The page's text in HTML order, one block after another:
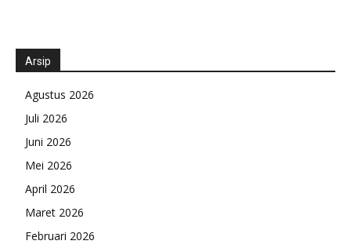
Arsip
Agustus 2026
Juli 2026
Juni 2026
Mei 2026
April 2026
Maret 2026
Februari 2026